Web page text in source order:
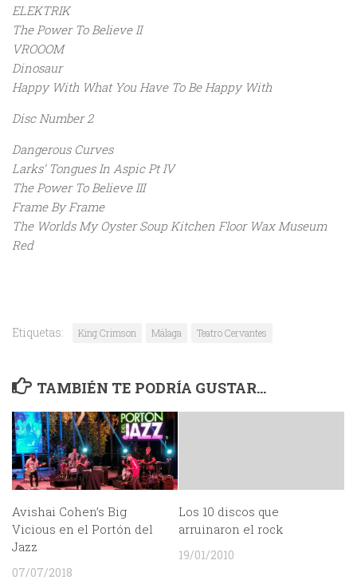
ELEKTRIK
The Power To Believe II
VROOOM
Dinosaur
Happy With What You Have To Be Happy With
Disc Number 2
Dangerous Curves
Larks’ Tongues In Aspic Pt IV
The Power To Believe III
Frame By Frame
The Worlds My Oyster Soup Kitchen Floor Wax Museum
Red
Etiquetas: King Crimson Málaga Teatro Cervantes
TAMBIÉN TE PODRÍA GUSTAR...
Avishai Cohen’s Big
Vicious en el Portón del
Jazz
07/07/2018
Los 10 discos que
arruinaron el rock
19/01/2010